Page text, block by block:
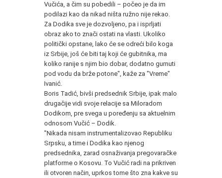
Vučića, a čim su pobedili – počeo je da im
podilazi kao da nikad ništa ružno nije rekao.
Za Dodika sve je dozvoljeno, pa i isprljati
obraz ako to znači ostati na vlasti. Ukoliko
politički opstane, lako će se odreći bilo koga
iz Srbije, još će biti taj koji će gubitnika, ma
koliko ranije s njim bio dobar, dodatno gurnuti
pod vodu da brže potone", kaže za "Vreme"
Ivanić.
Boris Tadić, bivši predsednik Srbije, ipak malo
drugačije vidi svoje relacije sa Miloradom
Dodikom, pre svega u poređenju sa aktuelnim
odnosom Vučić – Dodik.
"Nikada nisam instrumentalizovao Republiku
Srpsku, a time i Dodika kao njenog
predsednika, zarad osnaživanja pregovaračke
platforme o Kosovu. To Vučić radi na prikriven
ili otvoren način, uprkos tome što zna kakve su